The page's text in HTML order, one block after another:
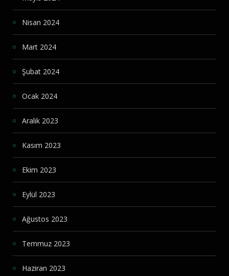
Nisan 2024
Mart 2024
Şubat 2024
Ocak 2024
Aralık 2023
Kasım 2023
Ekim 2023
Eylül 2023
Ağustos 2023
Temmuz 2023
Haziran 2023